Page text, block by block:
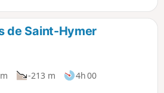
de Saint-Hymer
-213 m
4h 00